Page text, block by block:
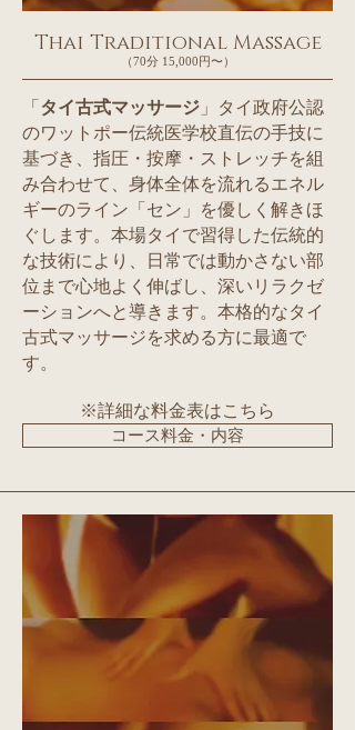
Thai Traditional Massage
（70分 15,000円〜）
「 タイ古式マッサージ 」タイ政府公認
のワットポー伝統医学校直伝の手技に
基づき、指圧・按摩・ストレッチを組
み合わせて、身体全体を流れるエネル
ギーのライン「セン」を優しく解きほ
ぐします。本場タイで習得した伝統的
な技術により、日常では動かさない部
位まで心地よく伸ばし、深いリラクゼ
ーションへと導きます。本格的なタイ
古式マッサージを求める方に最適で
す。
※詳細な料金表はこちら
コース料金・内容